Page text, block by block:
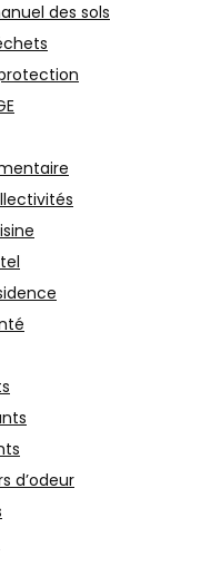
des sols
d’odeur